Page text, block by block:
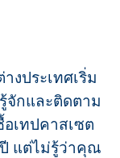
งประเทศเริ่ม
จักและติดตาม
เทปคาสเซต
แต่ไม่รู้ว่าคุณ